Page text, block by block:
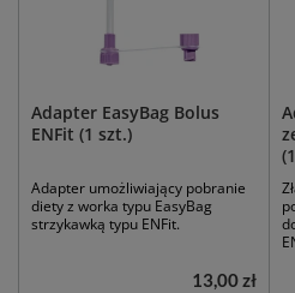
Adapter EasyBag Bolus
ENFit (1 szt.)
Adapter umożliwiający pobranie
diety z worka typu EasyBag
strzykawką typu ENFit.
13,00 zł